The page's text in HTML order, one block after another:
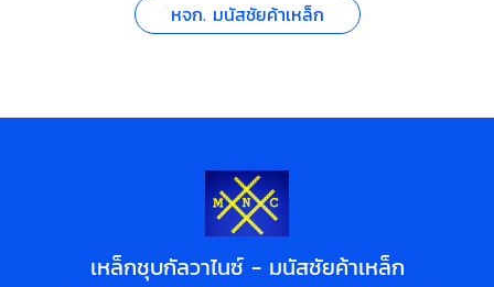
หจก. มนัสชัยค้าเหล็ก
เหล็กชุบกัลวาไนซ์ - มนัสชัยค้าเหล็ก